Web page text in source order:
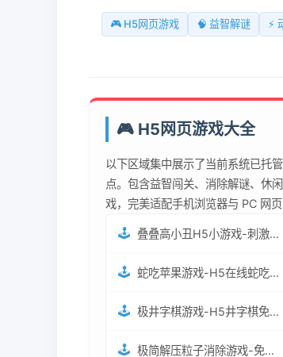
🎮 H5网页游戏 🧠 益智解谜 ⚡
🎮 H5网页游戏大全
以下区域集中展示了当前系统已托
点。包含益智闯关、消除解谜、休
戏，完美适配手机浏览器与 PC 网
🕹️ 叠叠高小丑H5小游戏-刺激游戏叠叠高小丑竞技赛-网页在线叠叠高小丑闯关游戏
🕹️ 蛇吃苹果游戏-H5在线蛇吃苹果网页游戏-有趣休闲游戏
🕹️ 极井字棋游戏-H5井字棋免费游戏-在线闯关变身超人打怪兽井字棋游戏
🕹️ 极简解压粒子消除游戏-免费H5粒子消除在线游戏